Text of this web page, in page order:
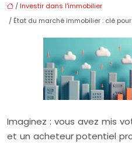
/ Investir dans l'immobilier
/ État du marché immobilier : clé
Imaginez : vous avez mis
et un acheteur potentiel